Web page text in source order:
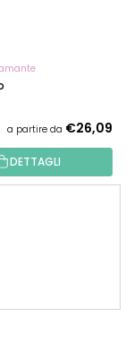
a partire da €26,09
DETTAGLI